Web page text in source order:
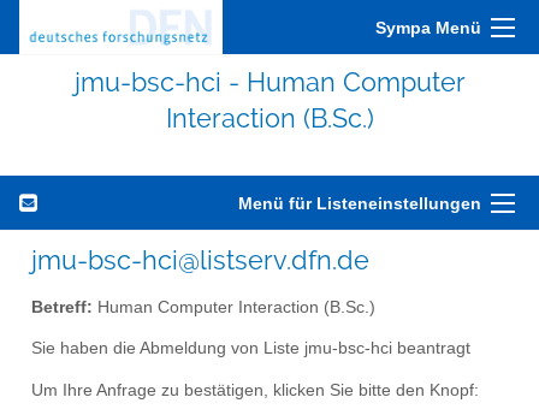
Sympa Menü
jmu-bsc-hci - Human Computer
Interaction (B.Sc.)
Menü für Listeneinstellungen
jmu-bsc-hci@listserv.dfn.de
Betreff: Human Computer Interaction (B.Sc.)
Sie haben die Abmeldung von Liste jmu-bsc-hci beantragt
Um Ihre Anfrage zu bestätigen, klicken Sie bitte den Knopf: